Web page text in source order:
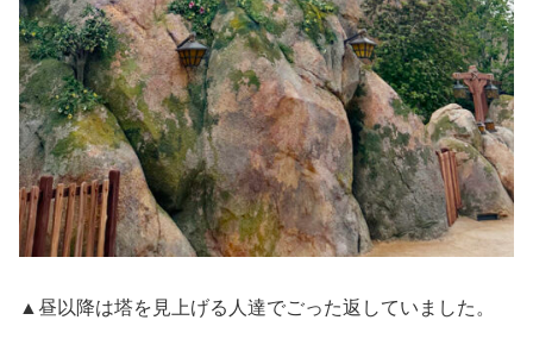
▲昼以降は塔を見上げる人達でごった返していました。